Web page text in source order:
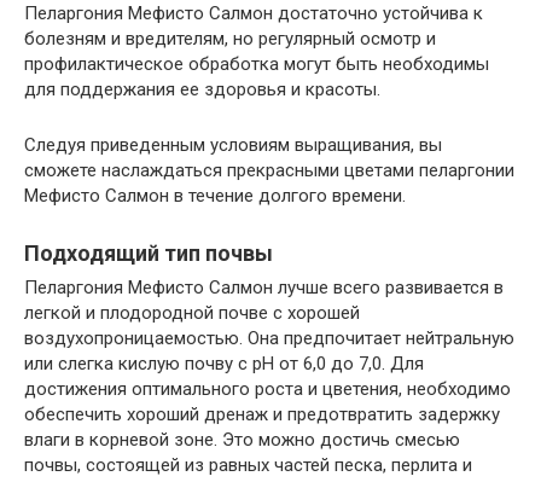
Пеларгония Мефисто Салмон достаточно устойчива к
болезням и вредителям, но регулярный осмотр и
профилактическое обработка могут быть необходимы
для поддержания ее здоровья и красоты.
Следуя приведенным условиям выращивания, вы
сможете наслаждаться прекрасными цветами пеларгонии
Мефисто Салмон в течение долгого времени.
Подходящий тип почвы
Пеларгония Мефисто Салмон лучше всего развивается в
легкой и плодородной почве с хорошей
воздухопроницаемостью. Она предпочитает нейтральную
или слегка кислую почву с pH от 6,0 до 7,0. Для
достижения оптимального роста и цветения, необходимо
обеспечить хороший дренаж и предотвратить задержку
влаги в корневой зоне. Это можно достичь смесью
почвы, состоящей из равных частей песка, перлита и